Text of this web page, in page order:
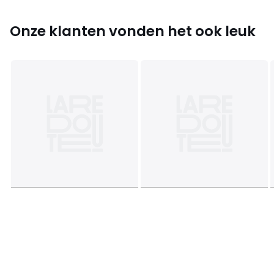
Onze klanten vonden het ook leuk